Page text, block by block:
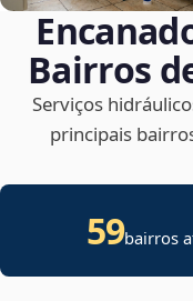
Bairros
Serviços
principais
59bairros